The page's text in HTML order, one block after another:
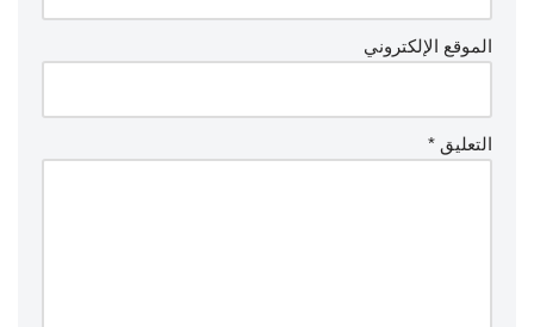
الموقع الإلكتروني
التعليق *